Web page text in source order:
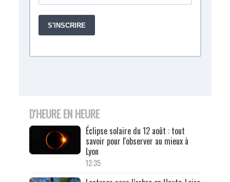
D'HEURE EN HEURE
Éclipse solaire du 12 août : tout
savoir pour l'observer au mieux à
Lyon
12:35